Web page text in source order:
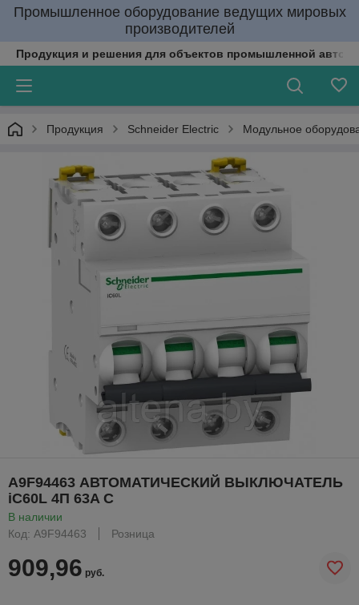
Промышленное оборудование ведущих мировых
производителей
Продукция и решения для объектов промышленной
Продукция Schneider Electric Модульное
A9F94463 АВТОМАТИЧЕСКИЙ ВЫКЛЮЧАТЕЛЬ
iC60L 4П 63A C
В наличии
Код: A9F94463
Розница
909,96 руб.